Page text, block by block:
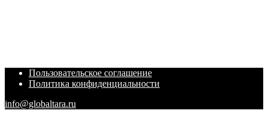
Пользовательское соглашение
Политика конфиденциальности
info@globaltara.ru